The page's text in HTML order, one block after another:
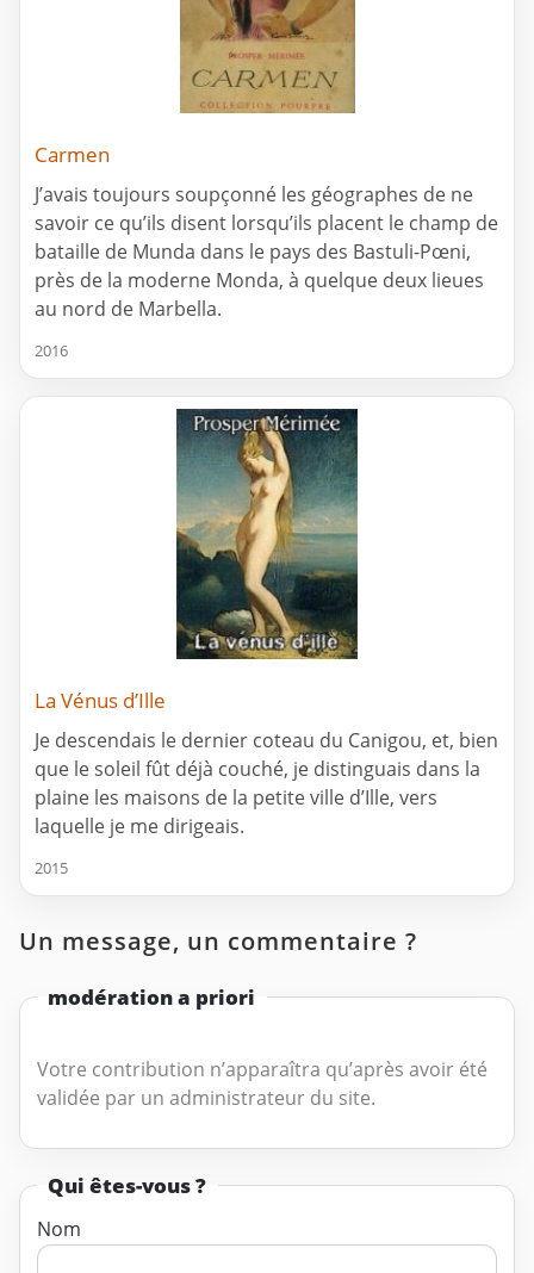
Carmen
J’avais toujours soupçonné les géographes de ne
savoir ce qu’ils disent lorsqu’ils placent le champ de
bataille de Munda dans le pays des Bastuli-Pœni,
près de la moderne Monda, à quelque deux lieues
au nord de Marbella.
2016
La Vénus d’Ille
Je descendais le dernier coteau du Canigou, et, bien
que le soleil fût déjà couché, je distinguais dans la
plaine les maisons de la petite ville d’Ille, vers
laquelle je me dirigeais.
2015
Un message, un commentaire ?
modération a priori
Votre contribution n’apparaîtra qu’après avoir été
validée par un administrateur du site.
Qui êtes-vous ?
Nom